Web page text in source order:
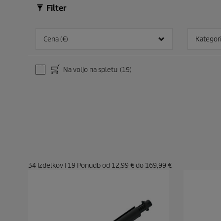
Filter
Cena (€)
Na voljo na spletu (19)
34 Izdelkov | 19 Ponudb od 12,99 €do 169,99 €